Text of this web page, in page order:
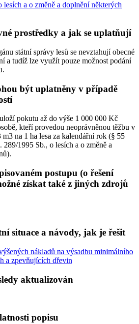
a o změně a doplnění některých
prostředky a jak se uplatňují
státní správy lesů se nevztahují obecné
a tudíž lze využít pouze možnost podání
být uplatněny v případě
pokutu až do výše 1 000 000 Kč
kteří provedou neoprávněnou těžbu v
na 1 ha lesa za kalendářní rok (§ 55
289/1995 Sb., o lesích a o změně a
postupu (o řešení
získat také z jiných zdrojů
situace a návody, jak je řešit
nákladů na výsadbu minimálního
a zpevňujících dřevin
aktualizován
popisu